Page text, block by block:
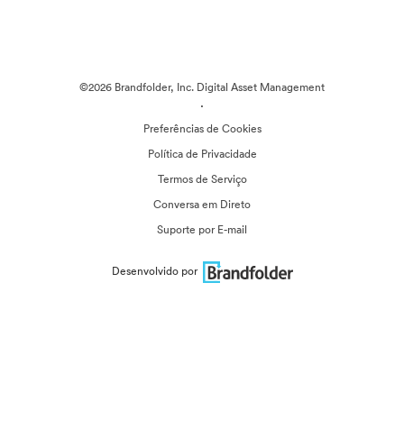
©2026 Brandfolder, Inc. Digital Asset Management
·
Preferências de Cookies
Política de Privacidade
Termos de Serviço
Conversa em Direto
Suporte por E-mail
Desenvolvido por